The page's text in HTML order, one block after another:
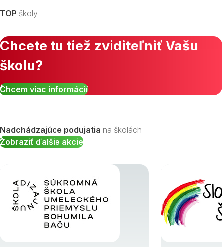
TOP školy
Chcete tu tiež zviditeľniť Vašu
školu?
Chcem viac informácií
Nadchádzajúce podujatia na školách
Zobraziť ďalšie akcie